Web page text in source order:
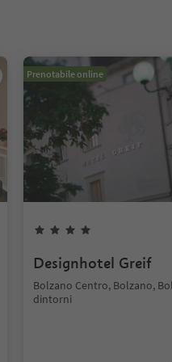
Prenotabile online
Designhotel Greif
Bolzano Centro, Bolzano,
dintorni